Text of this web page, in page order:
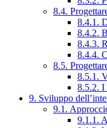
8.4.
8.4.1.
8.4.2.
8.4.3.
8.4.4.
8.5.
8.5.1.
8.5.2. I
9. Sviluppo
9.1.
9.1.1.